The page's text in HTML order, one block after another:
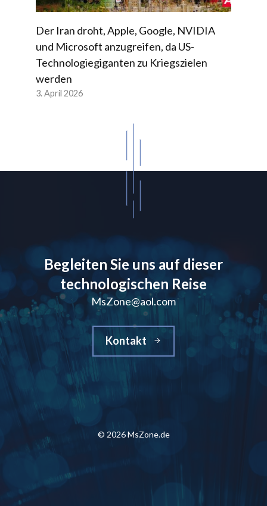
Der Iran droht, Apple, Google, NVIDIA
und Microsoft anzugreifen, da US-
Technologiegiganten zu Kriegszielen
werden
3. April 2026
Begleiten Sie uns auf dieser
technologischen Reise
MsZone@aol.com
Kontakt
© 2026 MsZone.de